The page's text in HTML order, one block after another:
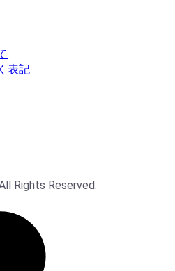
表記
Rights Reserved.